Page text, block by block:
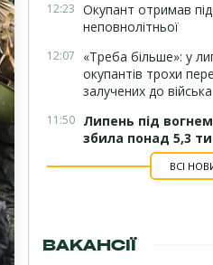
12:23 Окупант отримав
неповнолітньої
12:07
«Треба більше»: у
окупантів трохи
залучених до війська
11:50 Липень під
збила понад 5,3
ВСІ
ВАКАНСІЇ